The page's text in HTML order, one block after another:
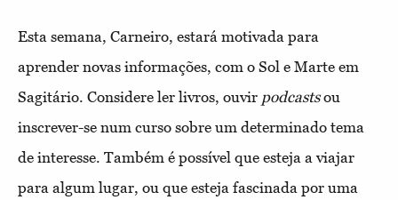
Esta semana, Carneiro, estará motivada para
aprender novas informações, com o Sol e Marte em
Sagitário. Considere ler livros, ouvir podcastsou
inscrever-se num curso sobre um determinado tema
de interesse. Também é possível que esteja a viajar
para algum lugar, ou que esteja fascinada por uma